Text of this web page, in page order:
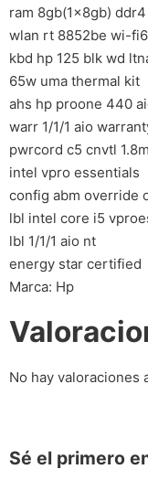
ram 8gb(1x8gb)
wlan rt 8852be wi-
kbd hp 125 blk wd
65w uma thermal kit
ahs hp proone 440
warr 1/1/1 aio
pwrcord c5 cnvtl
intel vpro essentials
config abm override
lbl intel core i5
lbl 1/1/1 aio nt
energy star certified
Marca: Hp
No hay valoraciones
Sé el primero